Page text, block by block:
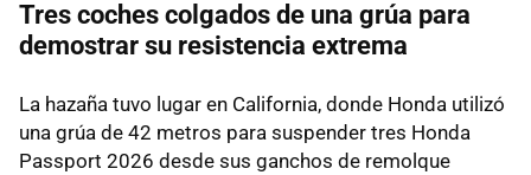
Tres coches colgados de una grúa para
demostrar su resistencia extrema
La hazaña tuvo lugar en California, donde Honda utilizó
una grúa de 42 metros para suspender tres Honda
Passport 2026 desde sus ganchos de remolque